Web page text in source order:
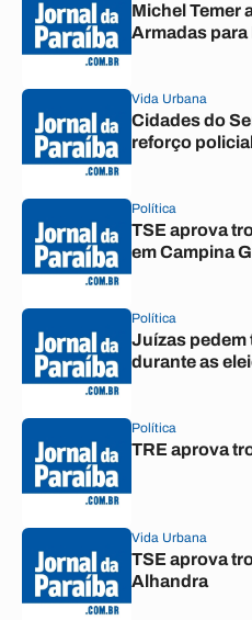
Michel Temer
Armadas para
Vida Urbana
Cidades do
reforço
Política
TSE aprova
em Campina
Política
Juízas pedem
durante as
Política
TRE aprova
Vida Urbana
TSE aprova
Alhandra